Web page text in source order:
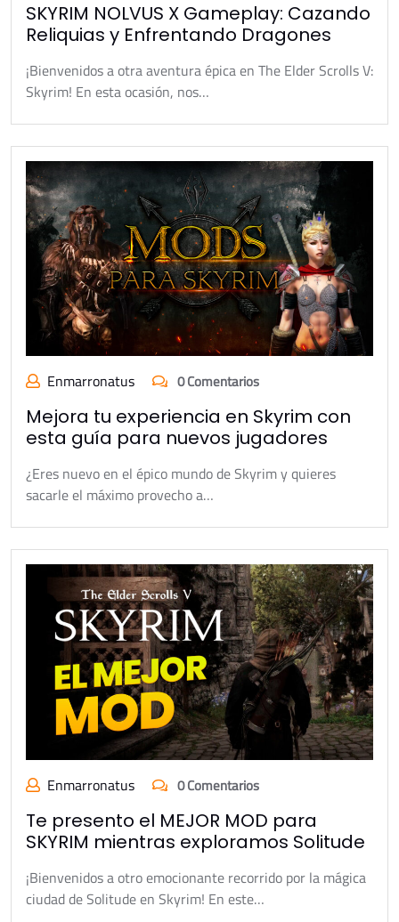
SKYRIM NOLVUS X Gameplay: Cazando
Reliquias y Enfrentando Dragones
¡Bienvenidos a otra aventura épica en The Elder Scrolls V:
Skyrim! En esta ocasión, nos…
Enmarronatus 0 Comentarios
Mejora tu experiencia en Skyrim con
esta guía para nuevos jugadores
¿Eres nuevo en el épico mundo de Skyrim y quieres
sacarle el máximo provecho a…
Enmarronatus 0 Comentarios
Te presento el MEJOR MOD para
SKYRIM mientras exploramos Solitude
¡Bienvenidos a otro emocionante recorrido por la mágica
ciudad de Solitude en Skyrim! En este…